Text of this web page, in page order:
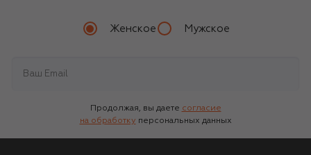
Женское Мужское
Продолжая, вы даете согласие
на обработку персональных данных